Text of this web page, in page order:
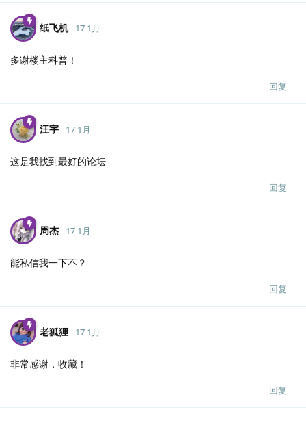
纸飞机 17 1月
多谢楼主科普！
回复
汪宇 17 1月
这是我找到最好的论坛
回复
周杰 17 1月
能私信我一下不？
回复
老狐狸 17 1月
非常感谢，收藏！
回复